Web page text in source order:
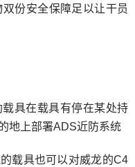
份安全保障足以让干员
具在载具有停在某处持
地上部署ADS近防系统
载具也可以对威龙的C4